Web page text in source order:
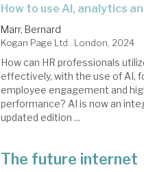
how to use AI, analytics
Marr, Bernard
Kogan Page Ltd.. London, 2024
How can HR professionals
effectively, with the use of AI,
employee engagement and
performance? AI is now an
updated edition ...
The future internet